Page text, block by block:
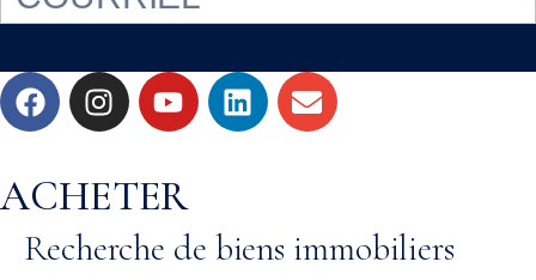
ACHETER
Recherche de biens immobiliers